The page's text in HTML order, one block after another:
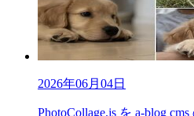
2026年06月04日
PhotoCollage.js を a-blog